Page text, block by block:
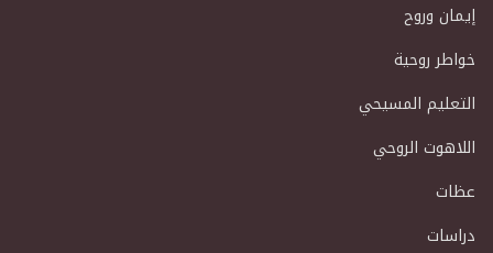
إيمان وروح
خواطر روحية
التعليم المسيحي
اللاهوت الروحي
عظات
دراسات